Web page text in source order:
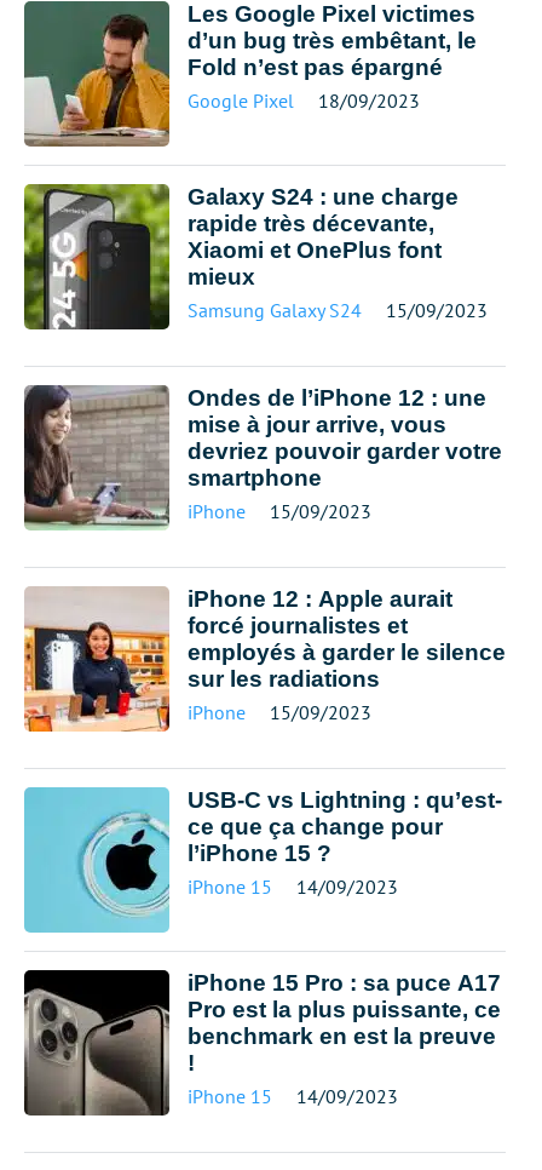
Les Google Pixel victimes
d’un bug très embêtant, le
Fold n’est pas épargné
Google Pixel 18/09/2023
Galaxy S24 : une charge
rapide très décevante,
Xiaomi et OnePlus font
mieux
Samsung Galaxy S24 15/09/2023
Ondes de l’iPhone 12 : une
mise à jour arrive, vous
devriez pouvoir garder votre
smartphone
iPhone 15/09/2023
iPhone 12 : Apple aurait
forcé journalistes et
employés à garder le silence
sur les radiations
iPhone 15/09/2023
USB-C vs Lightning : qu’est-
ce que ça change pour
l’iPhone 15 ?
iPhone 15 14/09/2023
iPhone 15 Pro : sa puce A17
Pro est la plus puissante, ce
benchmark en est la preuve
!
iPhone 15 14/09/2023